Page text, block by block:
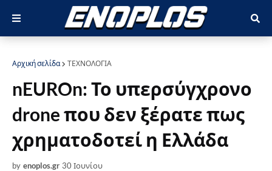
Αρχική σελίδα ΤΕΧΝΟΛΟΓΙΑ
nEUROn: Το υπερσύγχρονο
drone που δεν ξέρατε πως
χρηματοδοτεί η Ελλάδα
by enoplos.gr 30 Ιουνίου